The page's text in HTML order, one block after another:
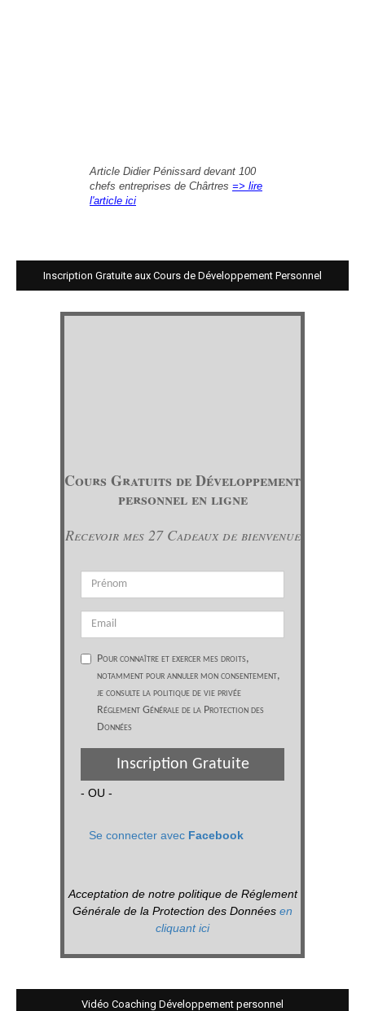
Article Didier Pénissard devant 100
chefs entreprises de Chârtres => lire
l'article ici
Inscription Gratuite aux Cours de Développement Personnel
Cours Gratuits de Développement
personnel en ligne
Recevoir mes 27 Cadeaux de bienvenue
Pour connaître et exercer mes droits,
notamment pour annuler mon consentement,
je consulte la politique de vie privée
Réglement Générale de la Protection des
Données
Inscription Gratuite
- OU -
Se connecter avec Facebook
Acceptation de notre politique de Réglement
Générale de la Protection des Données en
cliquant ici
Vidéo Coaching Développement personnel